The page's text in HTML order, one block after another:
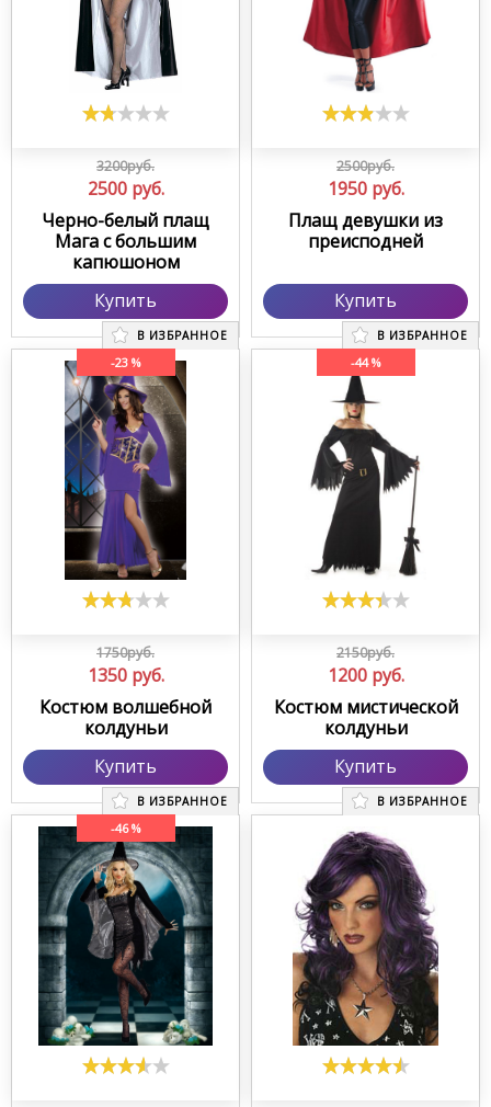
3200руб.
2500 руб.
Черно-белый плащ
Мага с большим
капюшоном
Купить
2500руб.
1950 руб.
Плащ девушки из
преисподней
Купить
В ИЗБРАННОЕ
-23 %
1750руб.
1350 руб.
Костюм волшебной
колдуньи
Купить
В ИЗБРАННОЕ
-44 %
2150руб.
1200 руб.
Костюм мистической
колдуньи
Купить
В ИЗБРАННОЕ
-46 %
В ИЗБРАННОЕ